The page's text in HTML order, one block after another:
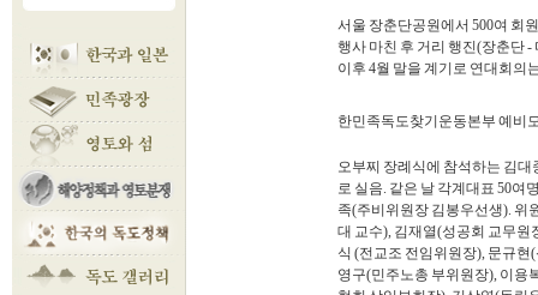
서울 장춘단공원에서 500여 회
행사 마친 후 거리 행진(장춘단 -
이후 4월 말을 계기로 연대회의
한민족독도찾기운동본부 예비
오부찌 장례식에 참석하는 김
로 실음. 같은 날 각계대표 50여
족(주비위원장 김봉우선생). 위
대 교수), 김재열(성공회 교무원
식 (전교조 전임위원장), 문규
영구(민주노총 부위원장), 이용